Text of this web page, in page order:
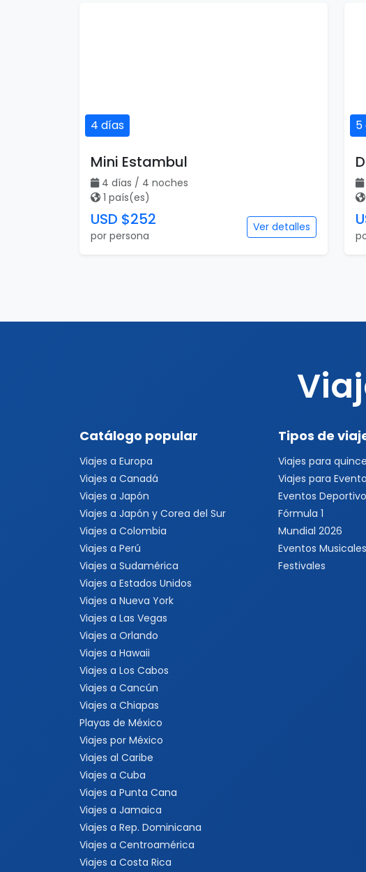
4 días
Mini Estambul
4 días / 4 noches
1 país(es)
USD $252
por persona
Ver detalles
5
Catálogo popular
Viajes a Europa
Viajes a Canadá
Viajes a Japón
Viajes a Japón y Corea del Sur
Viajes a Colombia
Viajes a Perú
Viajes a Sudamérica
Viajes a Estados Unidos
Viajes a Nueva York
Viajes a Las Vegas
Viajes a Orlando
Viajes a Hawaii
Viajes a Los Cabos
Viajes a Cancún
Viajes a Chiapas
Playas de México
Viajes por México
Viajes al Caribe
Viajes a Cuba
Viajes a Punta Cana
Viajes a Jamaica
Viajes a Rep. Dominicana
Viajes a Centroamérica
Viajes a Costa Rica
Tipos de
Viajes para
Viajes para
Eventos
Fórmula 1
Mundial 2026
Eventos
Festivales